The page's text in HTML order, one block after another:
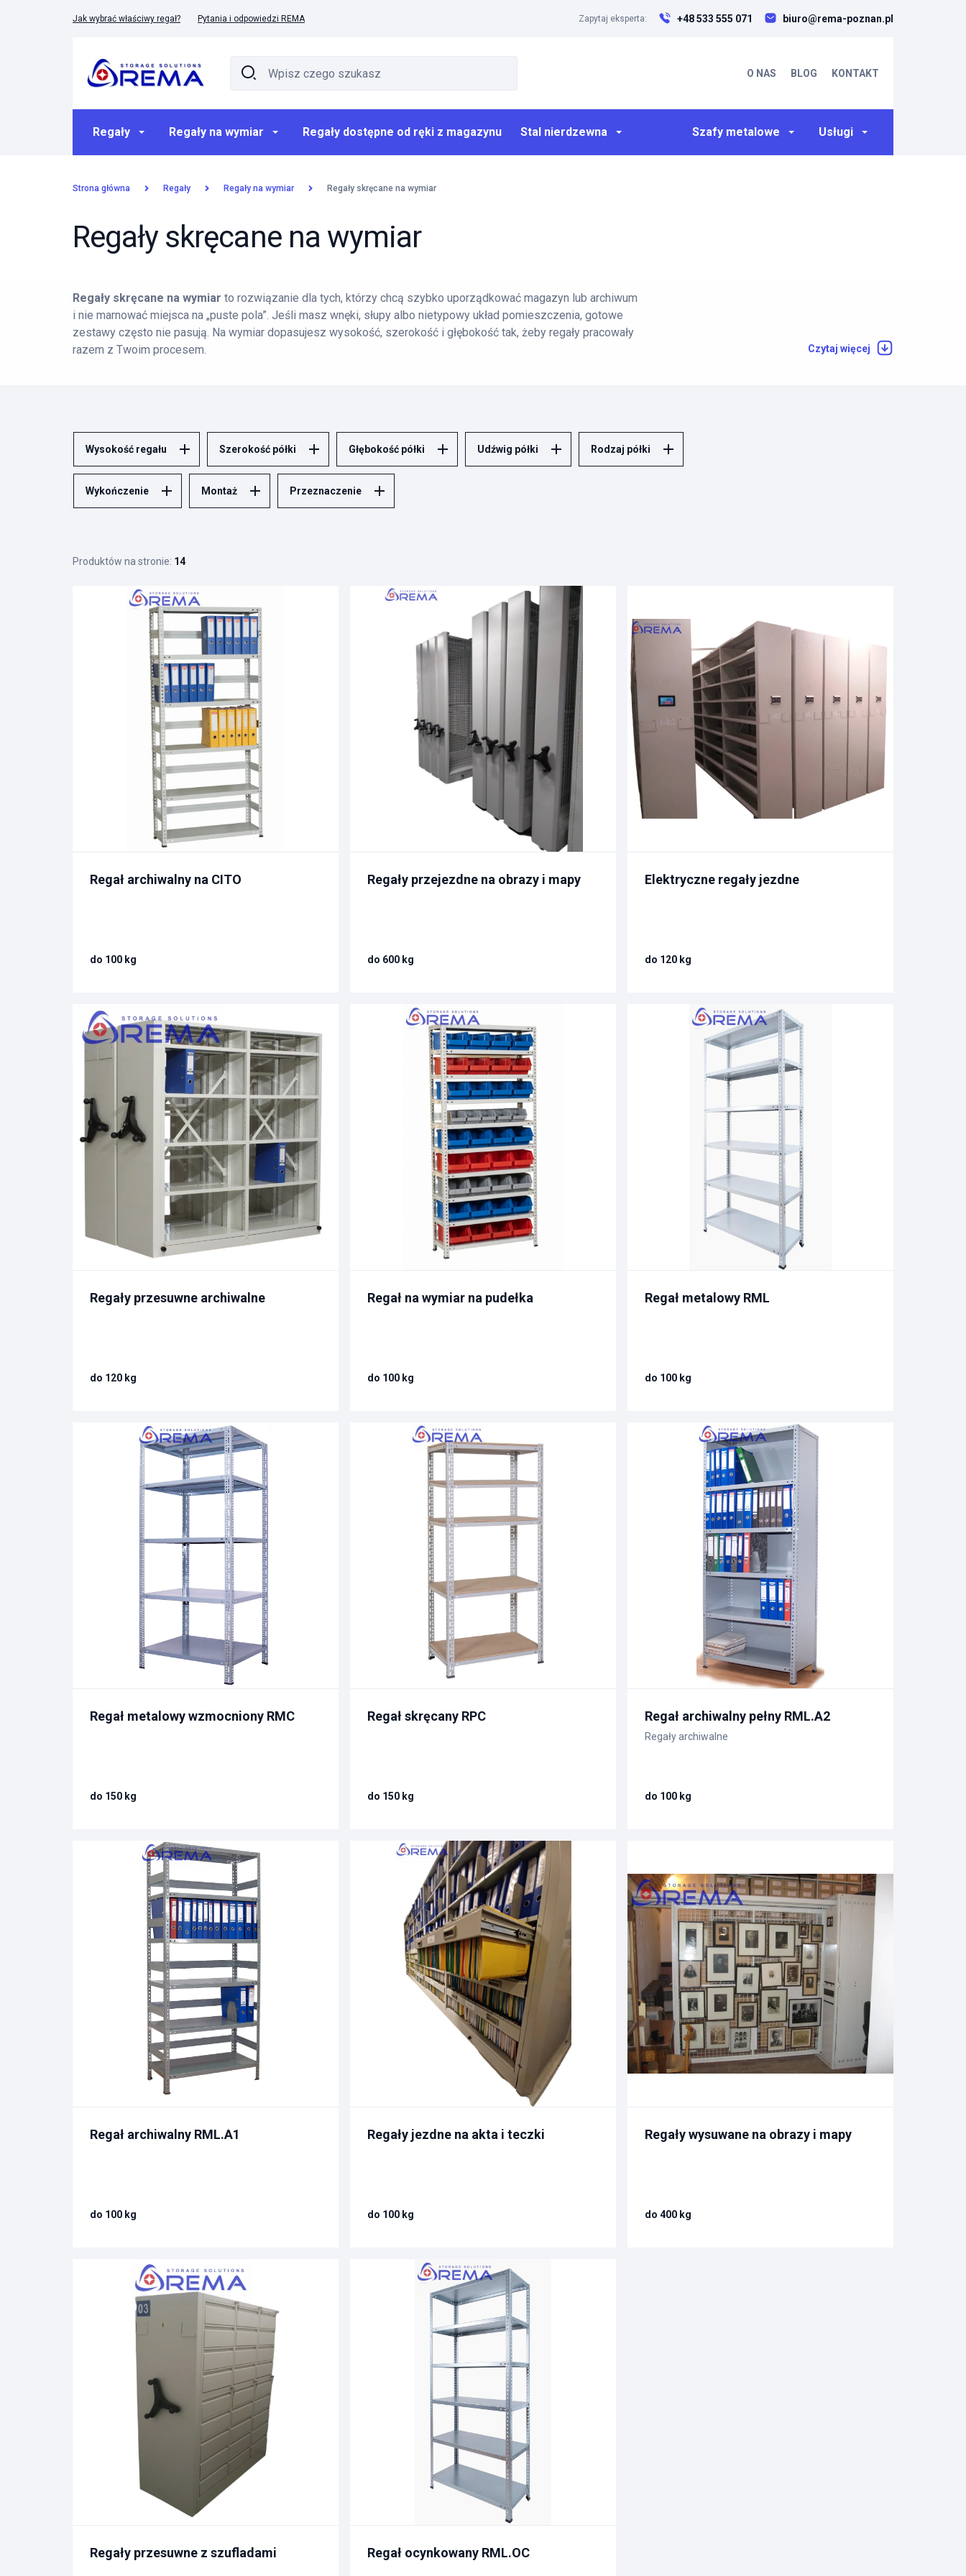
Jak wybrać właściwy regał? Pytania i odpowiedzi REMA Zapytaj eksperta: +48 533 555 071 biuro@rema-poznan.pl
O NAS BLOG KONTAKT
Regały Regały na wymiar Regały dostępne od ręki z magazynu Stal nierdzewna Szafy metalowe Usługi
Strona główna Regały Regały na wymiar Regały skręcane na wymiar
Regały skręcane na wymiar
Regały skręcane na wymiar to rozwiązanie dla tych, którzy chcą szybko uporządkować magazyn lub archiwum
i nie marnować miejsca na „puste pola”. Jeśli masz wnęki, słupy albo nietypowy układ pomieszczenia, gotowe
zestawy często nie pasują. Na wymiar dopasujesz wysokość, szerokość i głębokość tak, żeby regały pracowały
razem z Twoim procesem.
sensu przepłacać za elastyczność.
W REMA działamy jako producent regałów
: doradzamy, projektujemy układ, produkujemy, montujemy i
wykonujemy przeglądy. Podaj wymiary pomieszczenia i co chcesz składować, a dobierzemy parametry bez
zgadywania.
Czytaj więcej
Wysokość regału Szerokość półki Głębokość półki Udźwig półki Rodzaj półki
Wykończenie Montaż Przeznaczenie
Produktów na stronie: 14
Regał archiwalny na CITO
do 100 kg
Regały przejezdne na obrazy i mapy
do 600 kg
Elektryczne regały jezdne
do 120 kg
Regały przesuwne archiwalne
do 120 kg
Regał na wymiar na pudełka
do 100 kg
Regał metalowy RML
do 100 kg
Regał metalowy wzmocniony RMC
do 150 kg
Regał skręcany RPC
do 150 kg
Regał archiwalny pełny RML.A2
Regały archiwalne
do 100 kg
Regał archiwalny RML.A1
do 100 kg
Regały jezdne na akta i teczki
do 100 kg
Regały wysuwane na obrazy i mapy
do 400 kg
Regały przesuwne z szufladami Regał ocynkowany RML.OC